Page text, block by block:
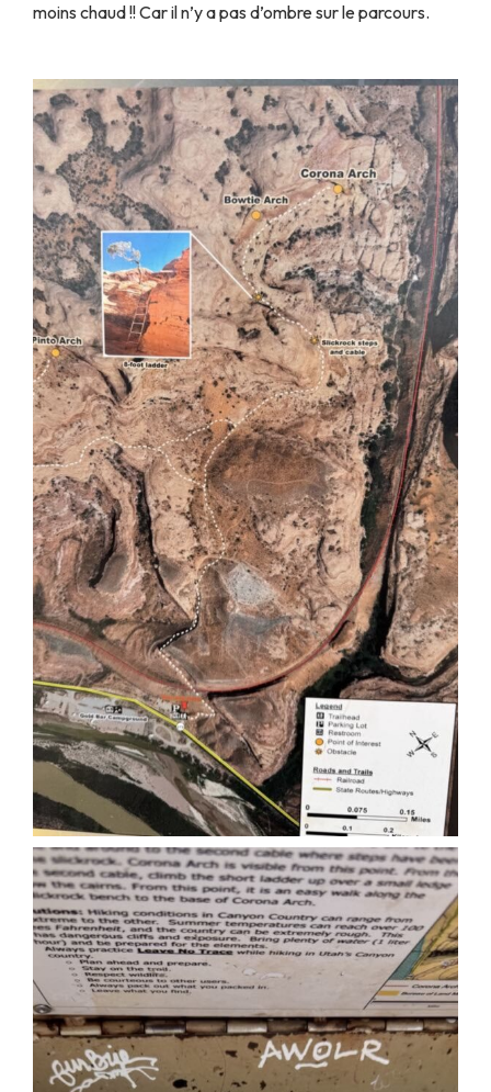
moins chaud !! Car il n’y a pas d’ombre sur le parcours.